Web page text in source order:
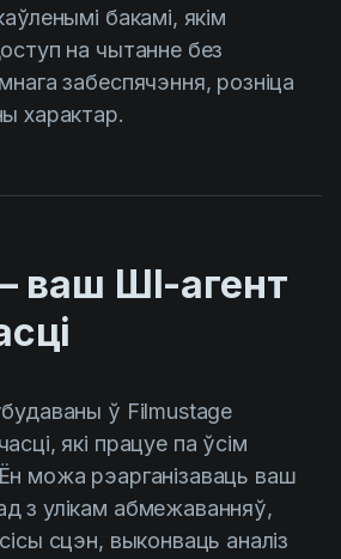
бакамі, якім
на чытанне без
забеспячэння, розніца
характар.
ваш ШІ-агент
ў Filmustage
які працуе па ўсім
можа рэарганізаваць ваш
з улікам абмежаванняў,
сцэн, выконваць аналіз